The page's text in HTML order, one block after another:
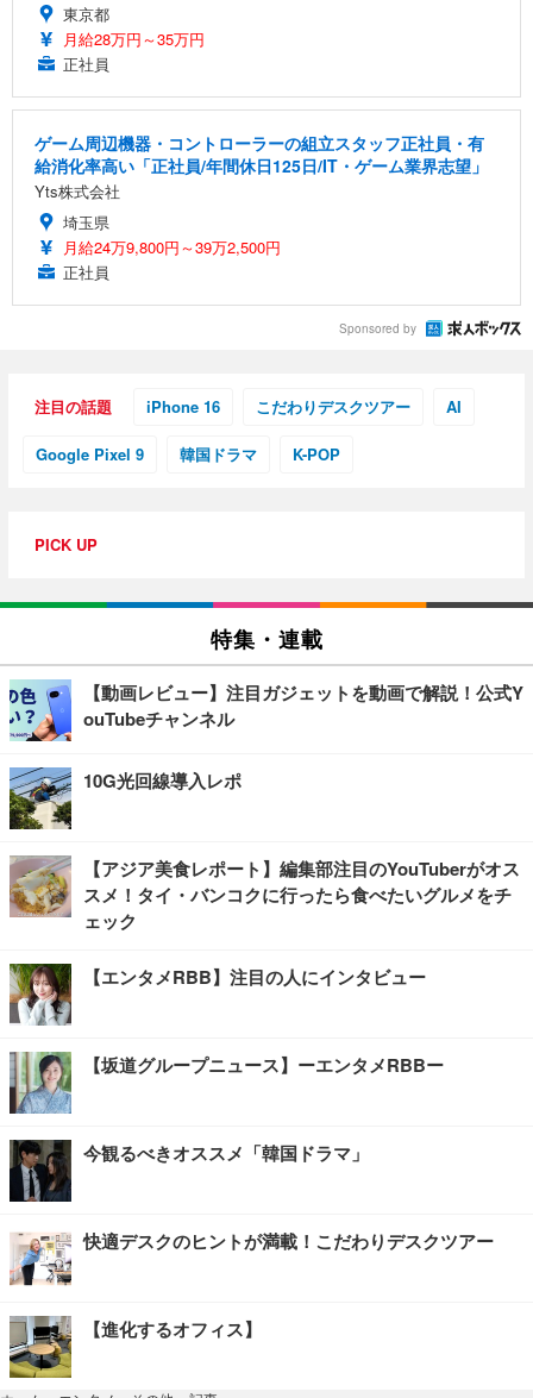
東京都
月給28万円～35万円
正社員
ゲーム周辺機器・コントローラーの組立スタッフ正社員・有
給消化率高い「正社員/年間休日125日/IT・ゲーム業界志望」
Yts株式会社
埼玉県
月給24万9,800円～39万2,500円
正社員
Sponsored by
注目の話題 iPhone 16 こだわりデスクツアー AI
Google Pixel 9 韓国ドラマ K-POP
PICK UP
特集・連載
【動画レビュー】注目ガジェットを動画で解説！公式Y
ouTubeチャンネル
10G光回線導入レポ
【アジア美食レポート】編集部注目のYouTuberがオス
スメ！タイ・バンコクに行ったら食べたいグルメをチ
ェック
【エンタメRBB】注目の人にインタビュー
【坂道グループニュース】ーエンタメRBBー
今観るべきオススメ「韓国ドラマ」
快適デスクのヒントが満載！こだわりデスクツアー
【進化するオフィス】